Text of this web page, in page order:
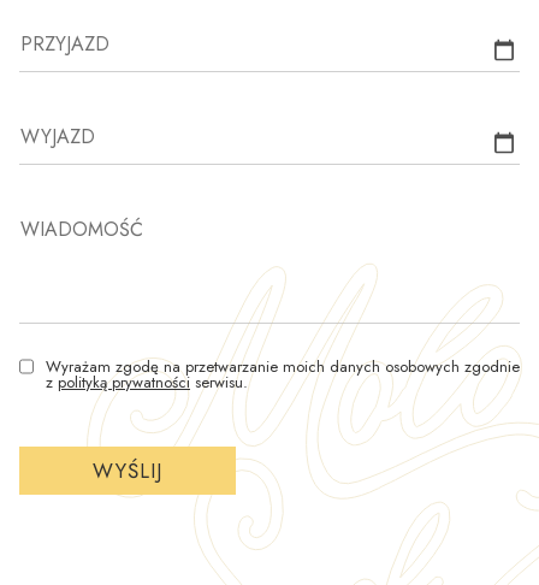
PRZYJAZD
WYJAZD
WIADOMOŚĆ
Wyrażam zgodę na przetwarzanie moich danych osobowych zgodnie
z polityką prywatności serwisu.